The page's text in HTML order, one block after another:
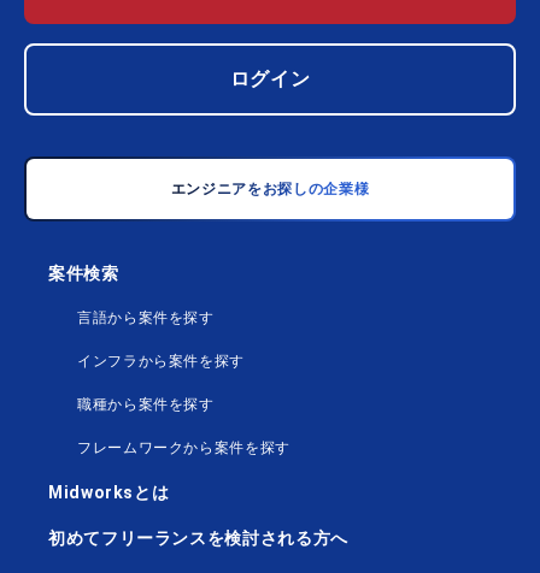
ログイン
エンジニアをお探しの企業様
案件検索
言語から案件を探す
インフラから案件を探す
職種から案件を探す
フレームワークから案件を探す
Midworksとは
初めてフリーランスを検討される方へ